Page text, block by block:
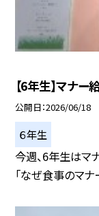
【6年生】マナー
公開日 2026/06/18
６年生
今週、6年生はマ
「なぜ食事のマ